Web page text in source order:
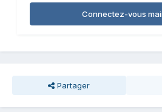
Connectez-vous
Partager